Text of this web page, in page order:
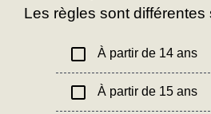
Les règles sont différentes
check_box_outline_blank À partir de 14 ans
check_box_outline_blank À partir de 15 ans